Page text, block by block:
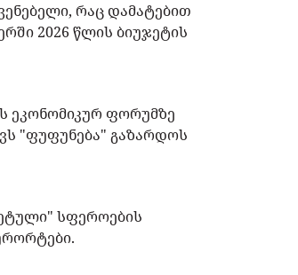
რაც დამატებით
2026 წლის ბიუჯეტის
ეკონომიკურ ფორუმზე
"ფუფუნება" გაზარდოს
სფეროების